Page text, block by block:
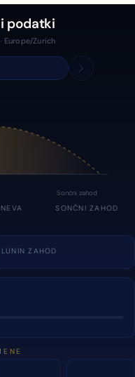
podatki
Europe/Zurich
Sončni zahod
SONČNI ZAHOD
LUNIN ZAHOD